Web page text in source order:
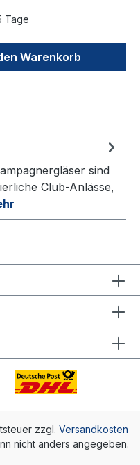
Tage
Warenkorb
sind
Club-Anlässe,
zzgl. Versandkosten
nicht anders angegeben.